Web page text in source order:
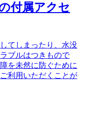
付属アクセ
てしまったり、水没
ブルはつきもので
を未然に防ぐために
利用いただくことが